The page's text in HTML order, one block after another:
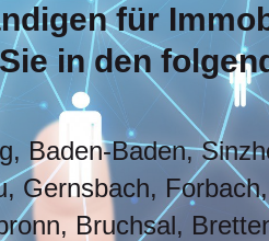
für
in den
Baden-Baden,
Gernsbach,
Bruchsal,